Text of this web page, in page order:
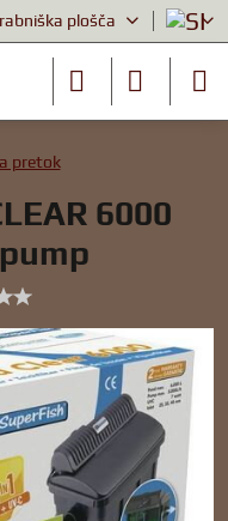
plošča
pretok
6000